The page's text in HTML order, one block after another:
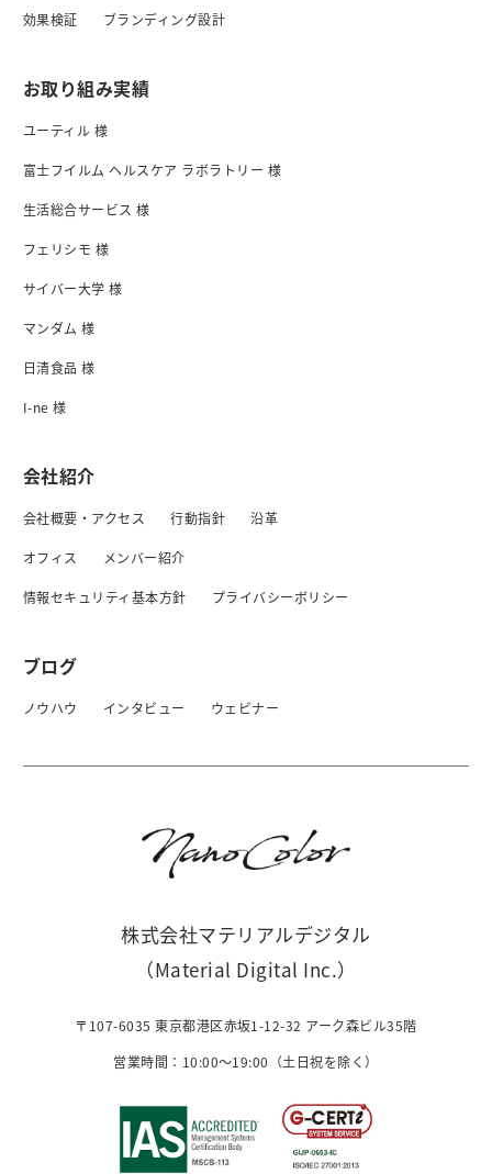
効果検証 ブランディング設計
お取り組み実績
ユーティル 様
富士フイルム ヘルスケア ラボラトリー 様
生活総合サービス 様
フェリシモ 様
サイバー大学 様
マンダム 様
日清食品 様
I-ne 様
会社紹介
会社概要・アクセス 行動指針 沿革
オフィス メンバー紹介
情報セキュリティ基本方針 プライバシーボリシー
ブログ
ノウハウ インタビュー ウェビナー
株式会社マテリアルデジタル
（Material Digital Inc.）
〒107-6035 東京都港区赤坂1-12-32 アーク森ビル35階
営業時間：10:00〜19:00（土日祝を除く）